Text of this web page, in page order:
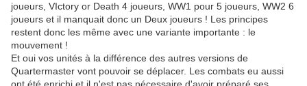
joueurs, VIctory or Death 4 joueurs, WW1 pour 5 joueurs, WW2 6
joueurs et il manquait donc un Deux joueurs ! Les principes
restent donc les même avec une variante importante : le
mouvement !
Et oui vos unités à la différence des autres versions de
Quartermaster vont pouvoir se déplacer. Les combats eu aussi